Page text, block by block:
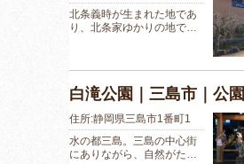
北条義時が生まれた地であ
り、北条家ゆかりの地で…
白滝公園｜三島市｜公園
住所:静岡県三島市1番町1
水の都三島。三島の中心街
にありながら、自然がた…